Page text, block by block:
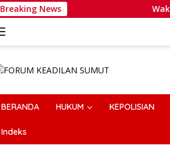
Breaking News Wakapolri
BERANDA HUKUM KEPOLISIAN
Indeks